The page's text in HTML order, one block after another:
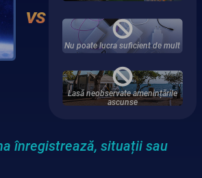
Nu poate lucra suficient de mult
Lasă neobservate amenințările
ascunse
înregistrează, situații sau